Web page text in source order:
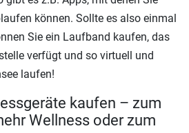
können. Sollte es also einmal
Sie ein Laufband kaufen, das
verfügt und so virtuell und
laufen!
kaufen – zum
Wellness oder zum